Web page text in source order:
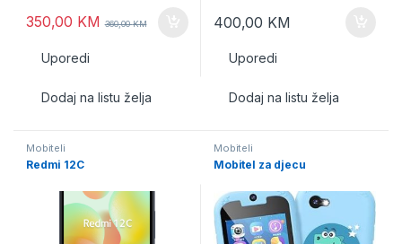
350,00 KM 360,00KM
Uporedi
Dodaj na listu želja
400,00 KM
Uporedi
Dodaj na listu želja
Mobiteli
Redmi 12C
Mobiteli
Mobitel za djecu